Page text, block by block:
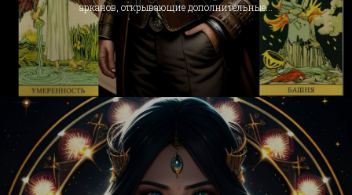
арканов, открывающие дополнительные...